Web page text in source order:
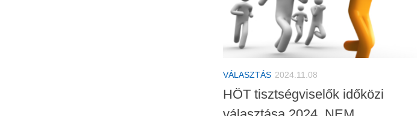
VÁLASZTÁS 2024.11.08
HÖT tisztségviselők időközi